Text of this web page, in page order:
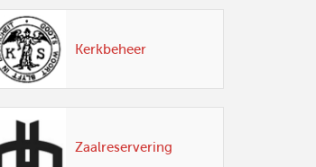
Kerkbeheer
Zaalreservering